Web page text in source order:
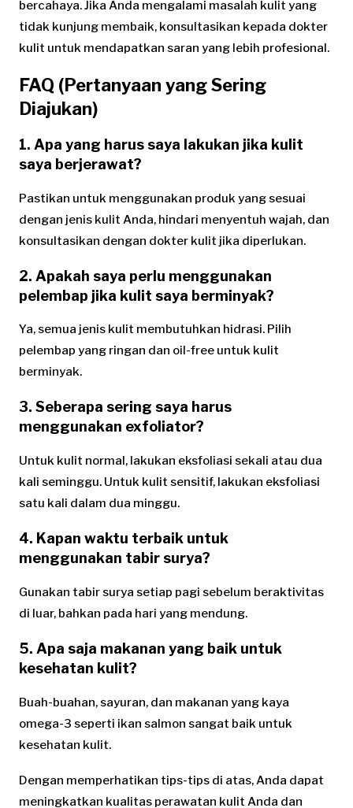
bercahaya. Jika Anda mengalami masalah kulit yang
tidak kunjung membaik, konsultasikan kepada dokter
kulit untuk mendapatkan saran yang lebih profesional.
FAQ (Pertanyaan yang Sering
Diajukan)
1. Apa yang harus saya lakukan jika kulit
saya berjerawat?
Pastikan untuk menggunakan produk yang sesuai
dengan jenis kulit Anda, hindari menyentuh wajah, dan
konsultasikan dengan dokter kulit jika diperlukan.
2. Apakah saya perlu menggunakan
pelembap jika kulit saya berminyak?
Ya, semua jenis kulit membutuhkan hidrasi. Pilih
pelembap yang ringan dan oil-free untuk kulit
berminyak.
3. Seberapa sering saya harus
menggunakan exfoliator?
Untuk kulit normal, lakukan eksfoliasi sekali atau dua
kali seminggu. Untuk kulit sensitif, lakukan eksfoliasi
satu kali dalam dua minggu.
4. Kapan waktu terbaik untuk
menggunakan tabir surya?
Gunakan tabir surya setiap pagi sebelum beraktivitas
di luar, bahkan pada hari yang mendung.
5. Apa saja makanan yang baik untuk
kesehatan kulit?
Buah-buahan, sayuran, dan makanan yang kaya
omega-3 seperti ikan salmon sangat baik untuk
kesehatan kulit.
Dengan memperhatikan tips-tips di atas, Anda dapat
meningkatkan kualitas perawatan kulit Anda dan